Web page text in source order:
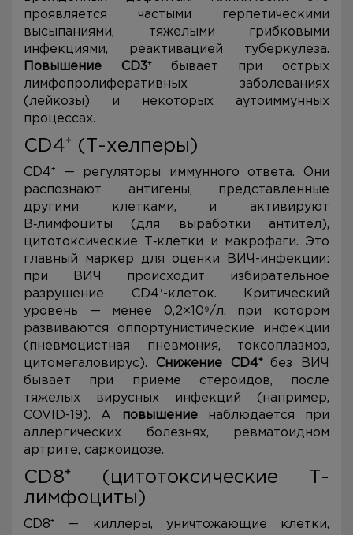
проявляется частыми герпетическими
высыпаниями, тяжелыми грибковыми
инфекциями, реактивацией туберкулеза.
Повышение CD3⁺бывает при острых
лимфопролиферативных заболеваниях
(лейкозы) и некоторых аутоиммунных
процессах.
CD4⁺ (Т-хелперы)
CD4⁺ — регуляторы иммунного ответа. Они
распознают антигены, представленные
другими клетками, и активируют
В‑лимфоциты (для выработки антител),
цитотоксические Т‑клетки и макрофаги. Это
главный маркер для оценки ВИЧ-инфекции:
при ВИЧ происходит избирательное
разрушение CD4⁺-клеток. Критический
уровень — менее 0,2×10⁹/л, при котором
развиваются оппортунистические инфекции
(пневмоцистная пневмония, токсоплазмоз,
цитомегаловирус). Снижение CD4⁺без ВИЧ
бывает при приеме стероидов, после
тяжелых вирусных инфекций (например,
COVID-19). А
повышениенаблюдается при
аллергических болезнях, ревматоидном
артрите, саркоидозе.
CD8⁺ (цитотоксические Т-
лимфоциты)
CD8⁺ — киллеры, уничтожающие клетки,